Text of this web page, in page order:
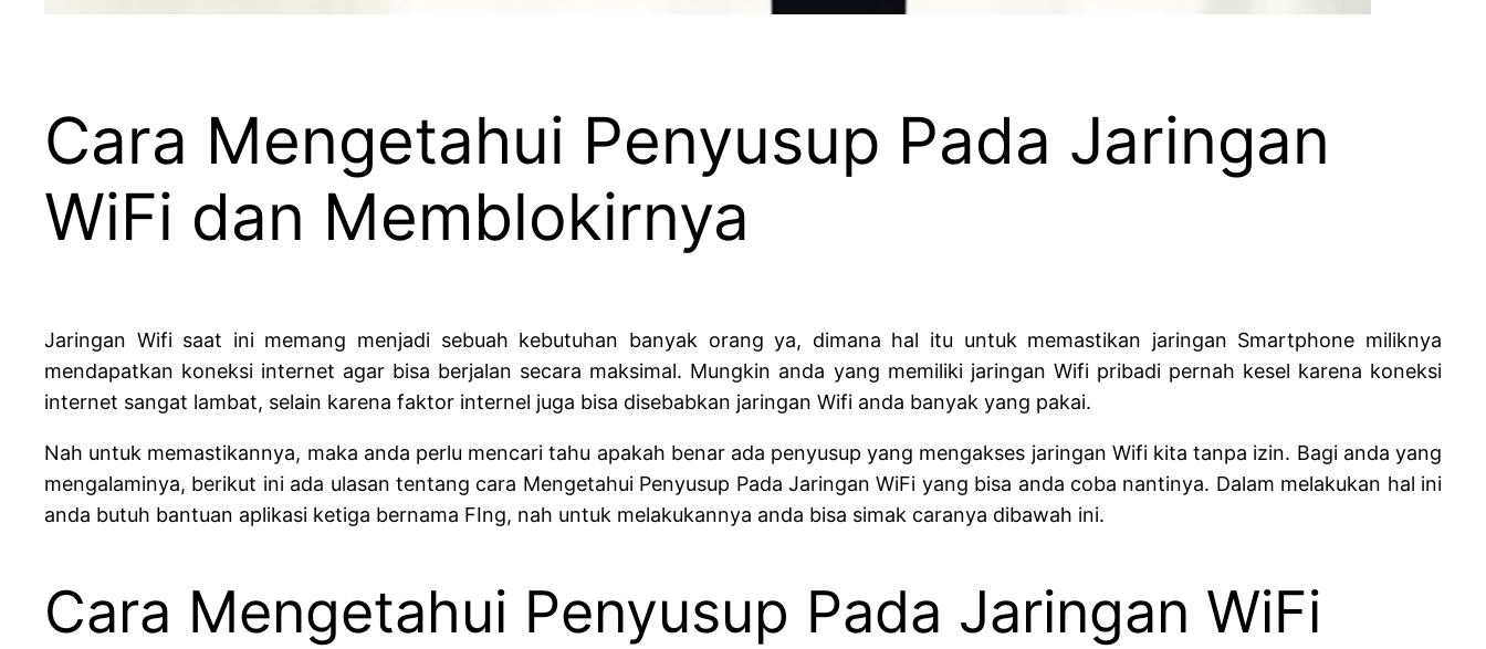
Cara Mengetahui Penyusup Pada Jaringan
WiFi dan Memblokirnya
Jaringan Wifi saat ini memang menjadi sebuah kebutuhan banyak orang ya, dimana hal itu untuk memastikan jaringan Smartphone miliknya
mendapatkan koneksi internet agar bisa berjalan secara maksimal. Mungkin anda yang memiliki jaringan Wifi pribadi pernah kesel karena koneksi
internet sangat lambat, selain karena faktor internel juga bisa disebabkan jaringan Wifi anda banyak yang pakai.
Nah untuk memastikannya, maka anda perlu mencari tahu apakah benar ada penyusup yang mengakses jaringan Wifi kita tanpa izin. Bagi anda yang
mengalaminya, berikut ini ada ulasan tentang cara Mengetahui Penyusup Pada Jaringan WiFi yang bisa anda coba nantinya. Dalam melakukan hal ini
anda butuh bantuan aplikasi ketiga bernama FIng, nah untuk melakukannya anda bisa simak caranya dibawah ini.
Cara Mengetahui Penyusup Pada Jaringan WiFi